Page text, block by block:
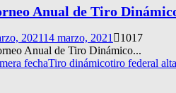
Anual de Tiro
202114 marzo, 2021
1017
Anual de Tiro Dinámico...
fechaTiro dinámicotiro federal